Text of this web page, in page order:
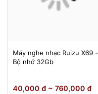
Máy nghe nhạc Ruizu X69 -
Bộ nhớ 32Gb
40,000 đ ~ 760,000 đ